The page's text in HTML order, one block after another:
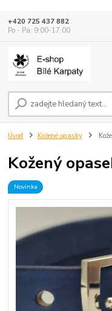
+420 725 437 882
Po - Pá: 9:00-17:00
Úvod Kožené opasky
Kožený
Novinka